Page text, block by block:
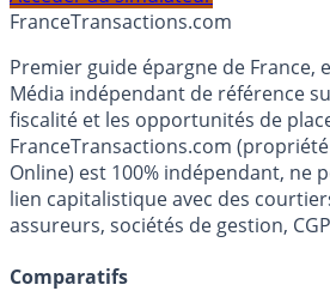
Accéder au simulateur
FranceTransactions.com
Premier guide épargne de France,
Média indépendant de référence
fiscalité et les opportunités de
FranceTransactions.com
Online) est 100% indépendant, ne
lien capitalistique avec des